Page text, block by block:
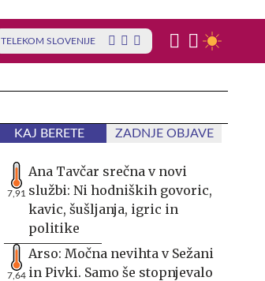
TELEKOM SLOVENIJE
KAJ BERETE ZADNJE OBJAVE
7,91
Ana Tavčar srečna v novi
službi: Ni hodniških govoric,
kavic, šušljanja, igric in
politike
7,64
Arso: Močna nevihta v Sežani
in Pivki. Samo še stopnjevalo